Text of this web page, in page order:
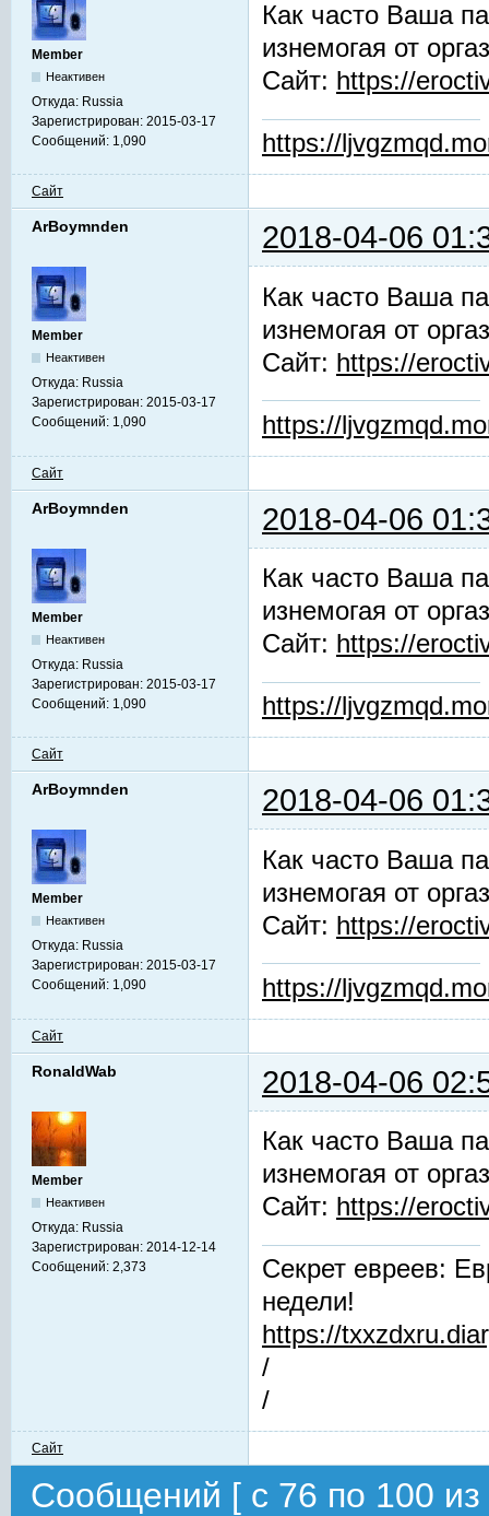
Member
Неактивен
Откуда: Russia
Зарегистрирован: 2015-03-17
Сообщений: 1,090
Как часто Ваша
изнемогая от
Сайт: https://
https://
Сайт
ArBoymnden 2018-04-06
Member
Неактивен
Откуда: Russia
Зарегистрирован: 2015-03-17
Сообщений: 1,090
Как часто Ваша
изнемогая от
Сайт: https://
https://
Сайт
ArBoymnden 2018-04-06
Member
Неактивен
Откуда: Russia
Зарегистрирован: 2015-03-17
Сообщений: 1,090
Как часто Ваша
изнемогая от
Сайт: https://
https://
Сайт
ArBoymnden 2018-04-06
Member
Неактивен
Откуда: Russia
Зарегистрирован: 2015-03-17
Сообщений: 1,090
Как часто Ваша
изнемогая от
Сайт: https://
https://
Сайт
RonaldWab 2018-04-06
Member
Неактивен
Откуда: Russia
Зарегистрирован: 2014-12-14
Сообщений: 2,373
Как часто Ваша
изнемогая от
Сайт: https://
Секрет евреев:
недели!
https://
/
/
Сайт
Сообщений [ с 76 по 100 из